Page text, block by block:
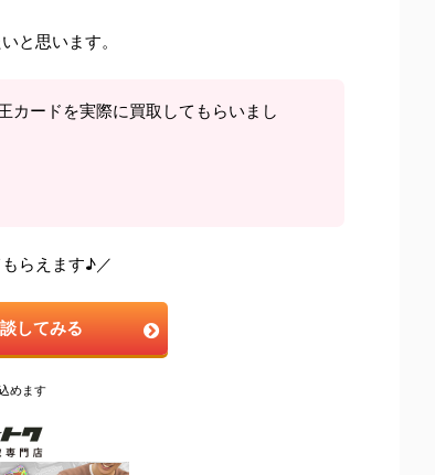
と思います。
カードを実際に買取してもらいまし
らえます♪／
してみる
めます